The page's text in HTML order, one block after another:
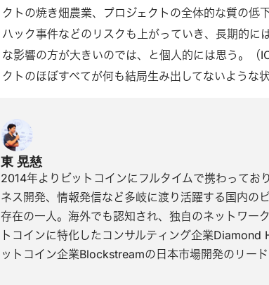
クトの焼き畑農業、プロジェクトの全体的な質の低
ハック事件などのリスクも上がっていき、長期的に
な影響の方が大きいのでは、と個人的には思う。（
クトのほぼすべてが何も結局生み出してないような
東 晃慈
2014年よりビットコインにフルタイムで携わってお
ネス開発、情報発信など多岐に渡り活躍する国内の
存在の一人。海外でも認知され、独自のネットワー
トコインに特化したコンサルティング企業Diamond
ットコイン企業Blockstreamの日本市場開発のリー